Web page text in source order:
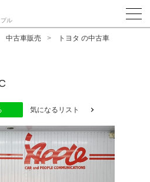
ル
中古車販売
トヨタ の中古車
気になるリスト